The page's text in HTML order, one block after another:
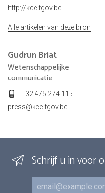
http://kce.fgov.be
Alle artikelen van deze bron
Gudrun Briat
Wetenschappelijke
communicatie
+32 475 274 115
press@kce.fgov.be
Schrijf u in voor
E-mail